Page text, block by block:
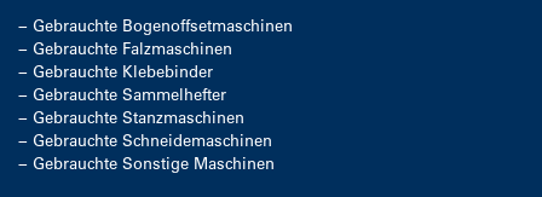
− Gebrauchte Bogenoffsetmaschinen
− Gebrauchte Falzmaschinen
− Gebrauchte Klebebinder
− Gebrauchte Sammelhefter
− Gebrauchte Stanzmaschinen
− Gebrauchte Schneidemaschinen
− Gebrauchte Sonstige Maschinen